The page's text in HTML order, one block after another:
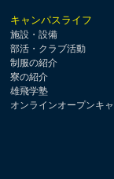
キャンパスライフ
施設・設備
部活・クラブ活動
制服の紹介
寮の紹介
雄飛学塾
オンラインオープンキ